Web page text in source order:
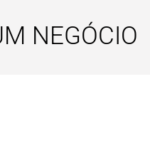
NEGÓCIO